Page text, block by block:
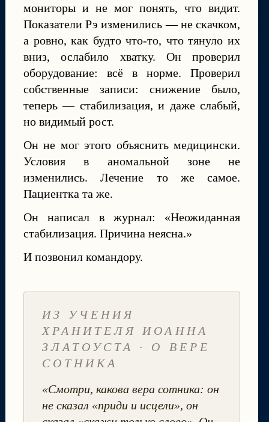
мониторы и не мог понять, что видит.
Показатели Рэ изменились — не скачком,
а ровно, как будто что-то, что тянуло их
вниз, ослабило хватку. Он проверил
оборудование: всё в норме. Проверил
собственные записи: снижение было,
теперь — стабилизация, и даже слабый,
но видимый рост.
Он не мог этого объяснить медицински.
Условия в аномальной зоне не
изменились. Лечение то же самое.
Пациентка та же.
Он написал в журнал: «Неожиданная
стабилизация. Причина неясна.»
И позвонил командору.
ИЗ УЧЕНИЯ
ХРАНИТЕЛЯ ИОАННА
ЗЛАТОУСТА · О ВЕРЕ
СОТНИКА
«Смотри, какова вера сотника: он
не сказал «приди и исцели», он